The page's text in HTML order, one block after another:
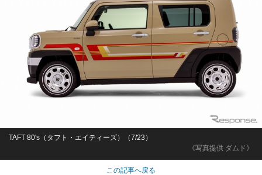
《写真提供 ダムド》
TAFT 80's（タフト・エイティーズ）（7/23）
この記事へ戻る